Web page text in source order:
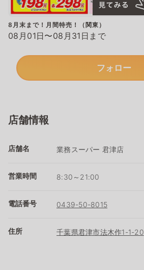
8月末まで！月間特売！（関東）
08月01日〜08月31日まで
フォロー
店舗情報
店舗名 業務スーパー 君津店
営業時間 8:30～21:00
電話番号 0439-50-8015
住所 千葉県君津市法木作1-1-20